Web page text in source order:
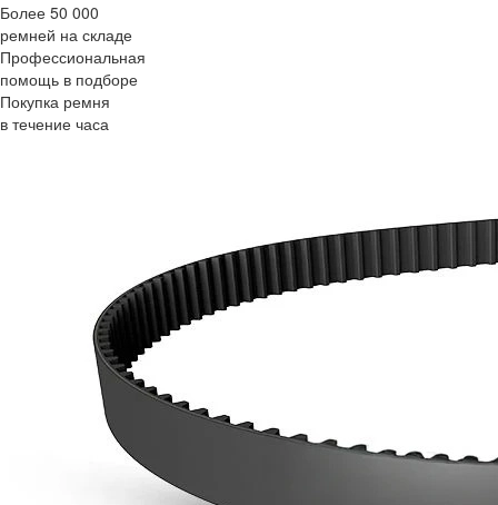
Более 50 000
ремней на складе
Профессиональная
помощь в подборе
Покупка ремня
в течение часа